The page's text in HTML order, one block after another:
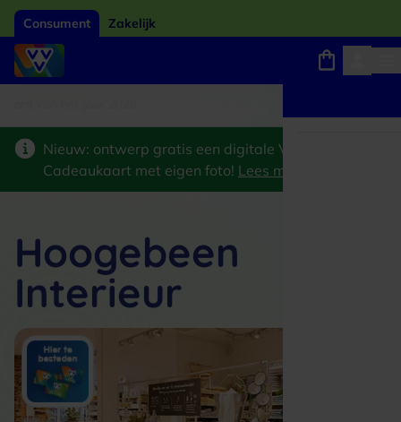
Consument Zakelijk
Nieuw: ontwerp gratis een digitale VVV
Cadeaukaart met eigen foto! Lees meer
Hoogebeen
Interieur